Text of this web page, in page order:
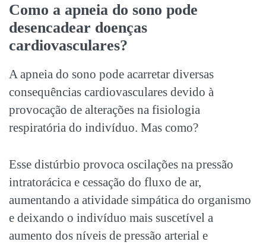
Como a apneia do sono pode
desencadear doenças
cardiovasculares?
Aapneia do sono pode acarretar diversas
consequências cardiovasculares devido à
provocação de alterações na fisiologia
respiratória do indivíduo. Mas como?
Esse distúrbio provoca oscilações na pressão
intratorácica e cessação do fluxo de ar,
aumentando a atividade simpática do organismo
e deixando o indivíduo mais suscetível a
aumento dos níveis de pressão arterial e